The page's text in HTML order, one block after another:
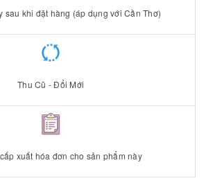
sau khi đặt hàng (áp dụng với Cần Thơ)
Thu Cũ - Đổi Mới
xuất hóa đơn cho sản phẩm này